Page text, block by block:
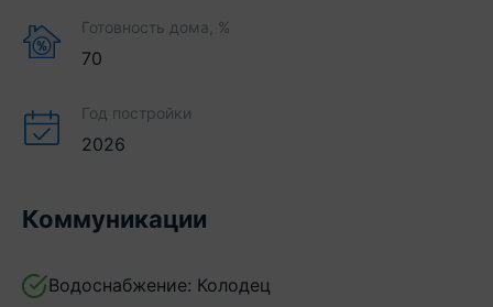
Готовность дома, %
70
Год постройки
2026
Коммуникации
Водоснабжение: Колодец